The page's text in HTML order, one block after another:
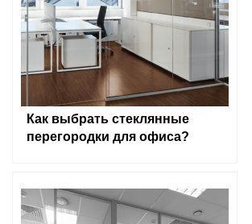
Как выбрать стеклянные
перегородки для офиса?